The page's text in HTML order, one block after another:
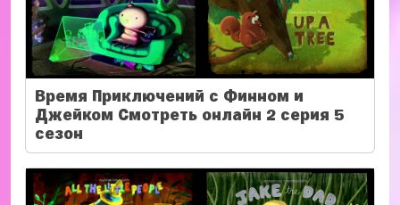
Время Приключений с Финном и
Джейком Смотреть онлайн 2 серия 5
сезон